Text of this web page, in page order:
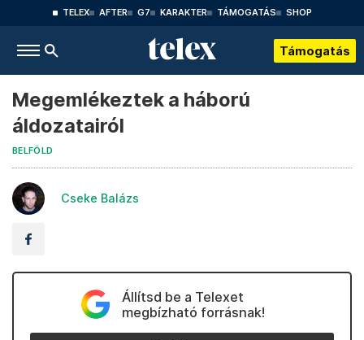
TELEX AFTER G7 KARAKTER TÁMOGATÁS SHOP
Támogatás
Megemlékeztek a háború
áldozatairól
BELFÖLD
Cseke Balázs
Állítsd be a Telexet
megbízható forrásnak!